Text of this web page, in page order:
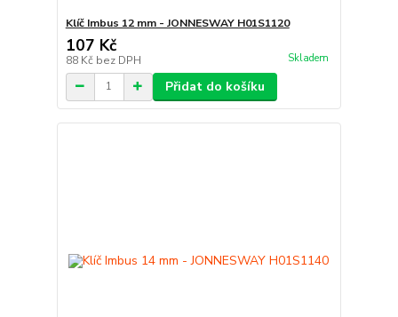
Klíč Imbus 12 mm - JONNESWAY H01S1120
107 Kč
88 Kč bez DPH Skladem
Přidat do košíku